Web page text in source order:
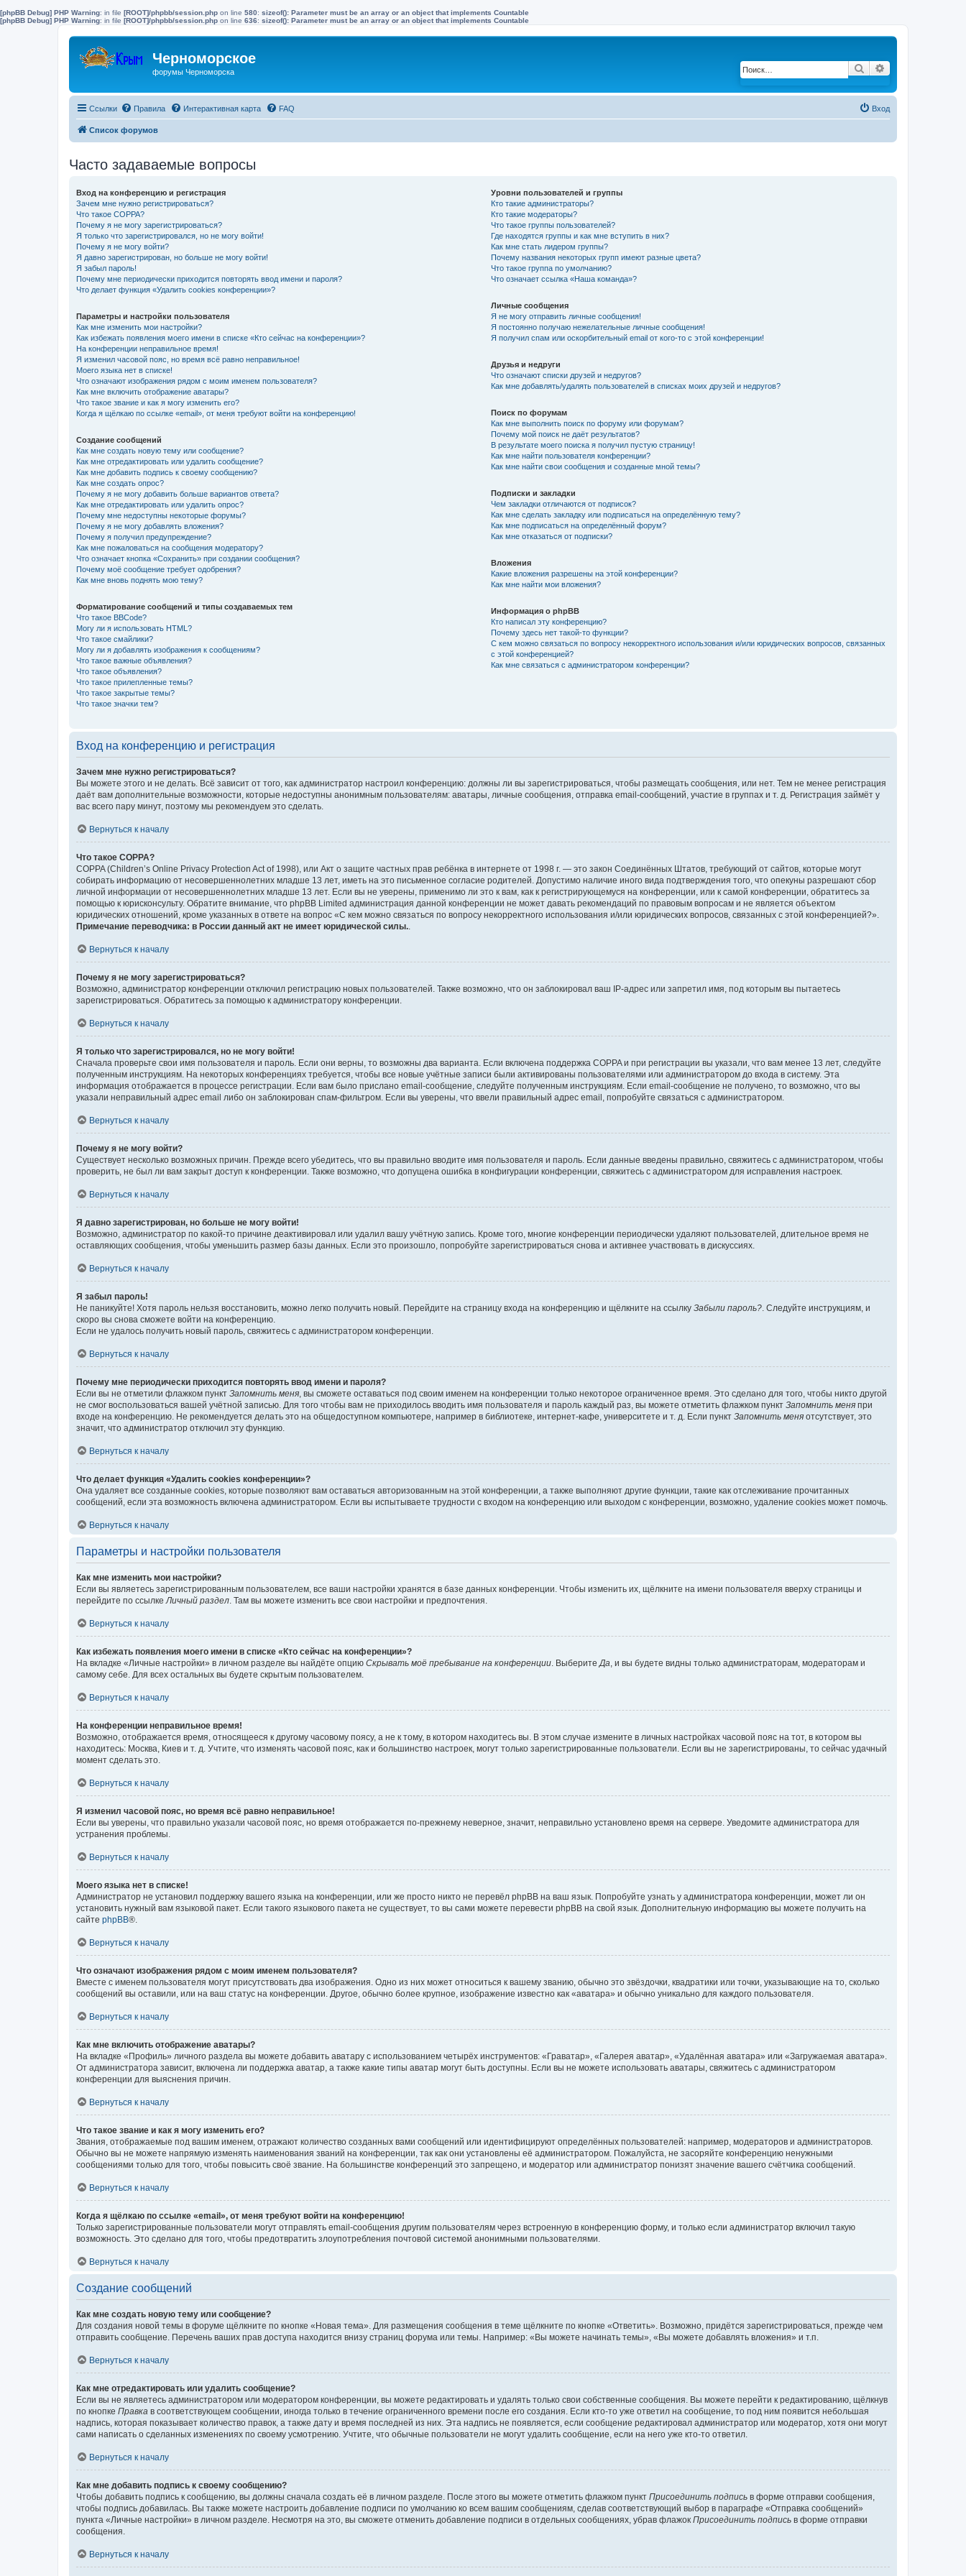
[phpBB Debug] PHP Warning: in file [ROOT]/phpbb/session.php on line 580: sizeof(): Parameter must be an array or an object that implements Countable
[phpBB Debug] PHP Warning: in file [ROOT]/phpbb/session.php on line 636: sizeof(): Parameter must be an array or an object that implements Countable
Черноморское
форумы Черноморска Поиск
Ссылки Правила Интерактивная карта FAQ Вход
Список форумов
Часто задаваемые вопросы
Вход на конференцию и регистрация
Зачем мне нужно регистрироваться?
Что такое COPPA?
Почему я не могу зарегистрироваться?
Я только что зарегистрировался, но не могу войти!
Почему я не могу войти?
Я давно зарегистрирован, но больше не могу войти!
Я забыл пароль!
Почему мне периодически приходится повторять ввод имени и пароля?
Что делает функция «Удалить cookies конференции»?
Параметры и настройки пользователя
Как мне изменить мои настройки?
Как избежать появления моего имени в списке «Кто сейчас на конференции»?
На конференции неправильное время!
Я изменил часовой пояс, но время всё равно неправильное!
Моего языка нет в списке!
Что означают изображения рядом с моим именем пользователя?
Как мне включить отображение аватары?
Что такое звание и как я могу изменить его?
Когда я щёлкаю по ссылке «email», от меня требуют войти на конференцию!
Создание сообщений
Как мне создать новую тему или сообщение?
Как мне отредактировать или удалить сообщение?
Как мне добавить подпись к своему сообщению?
Как мне создать опрос?
Почему я не могу добавить больше вариантов ответа?
Как мне отредактировать или удалить опрос?
Почему мне недоступны некоторые форумы?
Почему я не могу добавлять вложения?
Почему я получил предупреждение?
Как мне пожаловаться на сообщения модератору?
Что означает кнопка «Сохранить» при создании сообщения?
Почему моё сообщение требует одобрения?
Как мне вновь поднять мою тему?
Форматирование сообщений и типы создаваемых тем
Что такое BBCode?
Могу ли я использовать HTML?
Что такое смайлики?
Могу ли я добавлять изображения к сообщениям?
Что такое важные объявления?
Что такое объявления?
Что такое прилепленные темы?
Что такое закрытые темы?
Что такое значки тем?
Уровни пользователей и группы
Кто такие администраторы?
Кто такие модераторы?
Что такое группы пользователей?
Где находятся группы и как мне вступить в них?
Как мне стать лидером группы?
Почему названия некоторых групп имеют разные цвета?
Что такое группа по умолчанию?
Что означает ссылка «Наша команда»?
Личные сообщения
Я не могу отправить личные сообщения!
Я постоянно получаю нежелательные личные сообщения!
Я получил спам или оскорбительный email от кого-то с этой конференции!
Друзья и недруги
Что означают списки друзей и недругов?
Как мне добавлять/удалять пользователей в списках моих друзей и недругов?
Поиск по форумам
Как мне выполнить поиск по форуму или форумам?
Почему мой поиск не даёт результатов?
В результате моего поиска я получил пустую страницу!
Как мне найти пользователя конференции?
Как мне найти свои сообщения и созданные мной темы?
Подписки и закладки
Чем закладки отличаются от подписок?
Как мне сделать закладку или подписаться на определённую тему?
Как мне подписаться на определённый форум?
Как мне отказаться от подписки?
Вложения
Какие вложения разрешены на этой конференции?
Как мне найти мои вложения?
Информация о phpBB
Кто написал эту конференцию?
Почему здесь нет такой-то функции?
С кем можно связаться по вопросу некорректного использования и/или юридических вопросов, связанных
с этой конференцией?
Как мне связаться с администратором конференции?
Вход на конференцию и регистрация
Зачем мне нужно регистрироваться?
Вы можете этого и не делать. Всё зависит от того, как администратор настроил конференцию: должны ли вы зарегистрироваться, чтобы размещать сообщения, или нет. Тем не менее регистрация
даёт вам дополнительные возможности, которые недоступны анонимным пользователям: аватары, личные сообщения, отправка email-сообщений, участие в группах и т. д. Регистрация займёт у
вас всего пару минут, поэтому мы рекомендуем это сделать.
Вернуться к началу
Что такое COPPA?
COPPA (Children’s Online Privacy Protection Act of 1998), или Акт о защите частных прав ребёнка в интернете от 1998 г. — это закон Соединённых Штатов, требующий от сайтов, которые могут
собирать информацию от несовершеннолетних младше 13 лет, иметь на это письменное согласие родителей. Допустимо наличие иного вида подтверждения того, что опекуны разрешают сбор
личной информации от несовершеннолетних младше 13 лет. Если вы не уверены, применимо ли это к вам, как к регистрирующемуся на конференции, или к самой конференции, обратитесь за
помощью к юрисконсульту. Обратите внимание, что phpBB Limited администрация данной конференции не может давать рекомендаций по правовым вопросам и не является объектом
юридических отношений, кроме указанных в ответе на вопрос «С кем можно связаться по вопросу некорректного использования и/или юридических вопросов, связанных с этой конференцией?».
Примечание переводчика: в России данный акт не имеет юридической силы.
Вернуться к началу
Почему я не могу зарегистрироваться?
Возможно, администратор конференции отключил регистрацию новых пользователей. Также возможно, что он заблокировал ваш IP-адрес или запретил имя, под которым вы пытаетесь
зарегистрироваться. Обратитесь за помощью к администратору конференции.
Вернуться к началу
Я только что зарегистрировался, но не могу войти!
Сначала проверьте свои имя пользователя и пароль. Если они верны, то возможны два варианта. Если включена поддержка COPPA и при регистрации вы указали, что вам менее 13 лет, следуйте
полученным инструкциям. На некоторых конференциях требуется, чтобы все новые учётные записи были активированы пользователями или администратором до входа в систему. Эта
информация отображается в процессе регистрации. Если вам было прислано email-сообщение, следуйте полученным инструкциям. Если email-сообщение не получено, то возможно, что вы
указали неправильный адрес email либо он заблокирован спам-фильтром. Если вы уверены, что ввели правильный адрес email, попробуйте связаться с администратором.
Вернуться к началу
Почему я не могу войти?
Существует несколько возможных причин. Прежде всего убедитесь, что вы правильно вводите имя пользователя и пароль. Если данные введены правильно, свяжитесь с администратором, чтобы
проверить, не был ли вам закрыт доступ к конференции. Также возможно, что допущена ошибка в конфигурации конференции, свяжитесь с администратором для исправления настроек.
Вернуться к началу
Я давно зарегистрирован, но больше не могу войти!
Возможно, администратор по какой-то причине деактивировал или удалил вашу учётную запись. Кроме того, многие конференции периодически удаляют пользователей, длительное время не
оставляющих сообщения, чтобы уменьшить размер базы данных. Если это произошло, попробуйте зарегистрироваться снова и активнее участвовать в дискуссиях.
Вернуться к началу
Я забыл пароль!
Не паникуйте! Хотя пароль нельзя восстановить, можно легко получить новый. Перейдите на страницу входа на конференцию и щёлкните на ссылку Забыли пароль? . Следуйте инструкциям, и
скоро вы снова сможете войти на конференцию.
Если не удалось получить новый пароль, свяжитесь с администратором конференции.
Вернуться к началу
Почему мне периодически приходится повторять ввод имени и пароля?
Если вы не отметили флажком пункт Запомнить меня , вы сможете оставаться под своим именем на конференции только некоторое ограниченное время. Это сделано для того, чтобы никто другой
не смог воспользоваться вашей учётной записью. Для того чтобы вам не приходилось вводить имя пользователя и пароль каждый раз, вы можете отметить флажком пункт Запомнить меня при
входе на конференцию. Не рекомендуется делать это на общедоступном компьютере, например в библиотеке, интернет-кафе, университете и т. д. Если пункт Запомнить меня отсутствует, это
значит, что администратор отключил эту функцию.
Вернуться к началу
Что делает функция «Удалить cookies конференции»?
Она удаляет все созданные cookies, которые позволяют вам оставаться авторизованным на этой конференции, а также выполняют другие функции, такие как отслеживание прочитанных
сообщений, если эта возможность включена администратором. Если вы испытываете трудности с входом на конференцию или выходом с конференции, возможно, удаление cookies может помочь.
Вернуться к началу
Параметры и настройки пользователя
Как мне изменить мои настройки?
Если вы являетесь зарегистрированным пользователем, все ваши настройки хранятся в базе данных конференции. Чтобы изменить их, щёлкните на имени пользователя вверху страницы и
перейдите по ссылке Личный раздел . Там вы можете изменить все свои настройки и предпочтения.
Вернуться к началу
Как избежать появления моего имени в списке «Кто сейчас на конференции»?
На вкладке «Личные настройки» в личном разделе вы найдёте опцию Скрывать моё пребывание на конференции . Выберите Да , и вы будете видны только администраторам, модераторам и
самому себе. Для всех остальных вы будете скрытым пользователем.
Вернуться к началу
На конференции неправильное время!
Возможно, отображается время, относящееся к другому часовому поясу, а не к тому, в котором находитесь вы. В этом случае измените в личных настройках часовой пояс на тот, в котором вы
находитесь: Москва, Киев и т. д. Учтите, что изменять часовой пояс, как и большинство настроек, могут только зарегистрированные пользователи. Если вы не зарегистрированы, то сейчас удачный
момент сделать это.
Вернуться к началу
Я изменил часовой пояс, но время всё равно неправильное!
Если вы уверены, что правильно указали часовой пояс, но время отображается по-прежнему неверное, значит, неправильно установлено время на сервере. Уведомите администратора для
устранения проблемы.
Вернуться к началу
Моего языка нет в списке!
Администратор не установил поддержку вашего языка на конференции, или же просто никто не перевёл phpBB на ваш язык. Попробуйте узнать у администратора конференции, может ли он
установить нужный вам языковой пакет. Если такого языкового пакета не существует, то вы сами можете перевести phpBB на свой язык. Дополнительную информацию вы можете получить на
сайте phpBB®.
Вернуться к началу
Что означают изображения рядом с моим именем пользователя?
Вместе с именем пользователя могут присутствовать два изображения. Одно из них может относиться к вашему званию, обычно это звёздочки, квадратики или точки, указывающие на то, сколько
сообщений вы оставили, или на ваш статус на конференции. Другое, обычно более крупное, изображение известно как «аватара» и обычно уникально для каждого пользователя.
Вернуться к началу
Как мне включить отображение аватары?
На вкладке «Профиль» личного раздела вы можете добавить аватару с использованием четырёх инструментов: «Граватар», «Галерея аватар», «Удалённая аватара» или «Загружаемая аватара».
От администратора зависит, включена ли поддержка аватар, а также какие типы аватар могут быть доступны. Если вы не можете использовать аватары, свяжитесь с администратором
конференции для выяснения причин.
Вернуться к началу
Что такое звание и как я могу изменить его?
Звания, отображаемые под вашим именем, отражают количество созданных вами сообщений или идентифицируют определённых пользователей: например, модераторов и администраторов.
Обычно вы не можете напрямую изменять наименования званий на конференции, так как они установлены её администратором. Пожалуйста, не засоряйте конференцию ненужными
сообщениями только для того, чтобы повысить своё звание. На большинстве конференций это запрещено, и модератор или администратор понизят значение вашего счётчика сообщений.
Вернуться к началу
Когда я щёлкаю по ссылке «email», от меня требуют войти на конференцию!
Только зарегистрированные пользователи могут отправлять email-сообщения другим пользователям через встроенную в конференцию форму, и только если администратор включил такую
возможность. Это сделано для того, чтобы предотвратить злоупотребления почтовой системой анонимными пользователями.
Вернуться к началу
Создание сообщений
Как мне создать новую тему или сообщение?
Для создания новой темы в форуме щёлкните по кнопке «Новая тема». Для размещения сообщения в теме щёлкните по кнопке «Ответить». Возможно, придётся зарегистрироваться, прежде чем
отправить сообщение. Перечень ваших прав доступа находится внизу страниц форума или темы. Например: «Вы можете начинать темы», «Вы можете добавлять вложения» и т.п.
Вернуться к началу
Как мне отредактировать или удалить сообщение?
Если вы не являетесь администратором или модератором конференции, вы можете редактировать и удалять только свои собственные сообщения. Вы можете перейти к редактированию, щёлкнув
по кнопке Правка в соответствующем сообщении, иногда только в течение ограниченного времени после его создания. Если кто-то уже ответил на сообщение, то под ним появится небольшая
надпись, которая показывает количество правок, а также дату и время последней из них. Эта надпись не появляется, если сообщение редактировал администратор или модератор, хотя они могут
сами написать о сделанных изменениях по своему усмотрению. Учтите, что обычные пользователи не могут удалить сообщение, если на него уже кто-то ответил.
Вернуться к началу
Как мне добавить подпись к своему сообщению?
Чтобы добавить подпись к сообщению, вы должны сначала создать её в личном разделе. После этого вы можете отметить флажком пункт Присоединить подпись в форме отправки сообщения,
чтобы подпись добавилась. Вы также можете настроить добавление подписи по умолчанию ко всем вашим сообщениям, сделав соответствующий выбор в параграфе «Отправка сообщений»
пункта «Личные настройки» в личном разделе. Несмотря на это, вы сможете отменить добавление подписи в отдельных сообщениях, убрав флажок Присоединить подпись в форме отправки
сообщения.
Вернуться к началу